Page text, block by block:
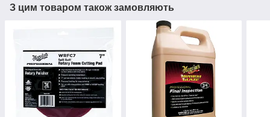
З цим товаром також замовляють